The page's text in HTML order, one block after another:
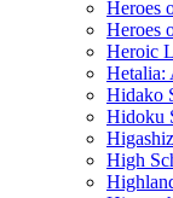
Heroes
Heroes
Heroic
Hetalia:
Hidako
Hidoku
High